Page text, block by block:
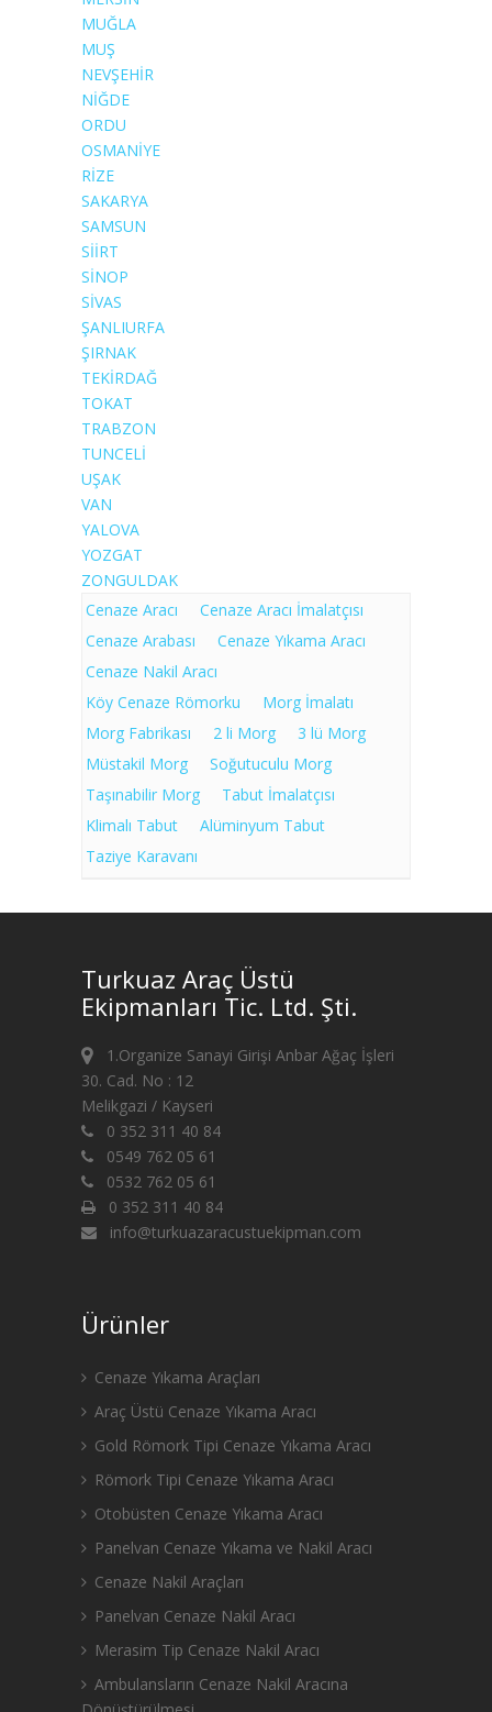
MUĞLA
MUŞ
NEVŞEHİR
NİĞDE
ORDU
OSMANİYE
RİZE
SAKARYA
SAMSUN
SİİRT
SİNOP
SİVAS
ŞANLIURFA
ŞIRNAK
TEKİRDAĞ
TOKAT
TRABZON
TUNCELİ
UŞAK
VAN
YALOVA
YOZGAT
ZONGULDAK
Cenaze Aracı
Cenaze Aracı İmalatçısı
Cenaze Arabası
Cenaze Yıkama Aracı
Cenaze Nakil Aracı
Köy Cenaze Römorku
Morg İmalatı
Morg Fabrikası
2 li Morg
3 lü Morg
Müstakil Morg
Soğutuculu Morg
Taşınabilir Morg
Tabut İmalatçısı
Klimalı Tabut
Alüminyum Tabut
Taziye Karavanı
Turkuaz Araç Üstü
Ekipmanları Tic. Ltd. Şti.
1.Organize Sanayi Girişi Anbar Ağaç İşleri
30. Cad. No : 12
Melikgazi / Kayseri
0 352 311 40 84
0549 762 05 61
0532 762 05 61
0 352 311 40 84
info@turkuazaracustuekipman.com
Ürünler
Cenaze Yıkama Araçları
Araç Üstü Cenaze Yıkama Aracı
Gold Römork Tipi Cenaze Yıkama Aracı
Römork Tipi Cenaze Yıkama Aracı
Otobüsten Cenaze Yıkama Aracı
Panelvan Cenaze Yıkama ve Nakil Aracı
Cenaze Nakil Araçları
Panelvan Cenaze Nakil Aracı
Merasim Tip Cenaze Nakil Aracı
Ambulansların Cenaze Nakil Aracına